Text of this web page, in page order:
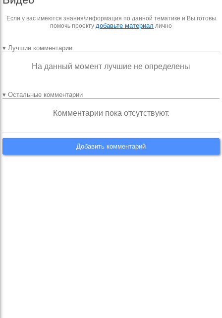
Если у вас имеются знания\информация по данной тематике и Вы готовы
помочь проекту добавьте материал лично
▾ Лучшие комментарии
На данный момент лучшие не определены
▾ Остальные комментарии
Комментарии пока отсутствуют.
Добавить комментарий